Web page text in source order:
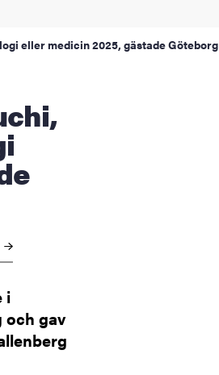
eller medicin 2025, gästade Göteborg
i
och gav